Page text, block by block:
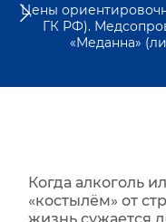
Цены
ГК РФ).
«Меданна»
Когда алкоголь
«костылём» от